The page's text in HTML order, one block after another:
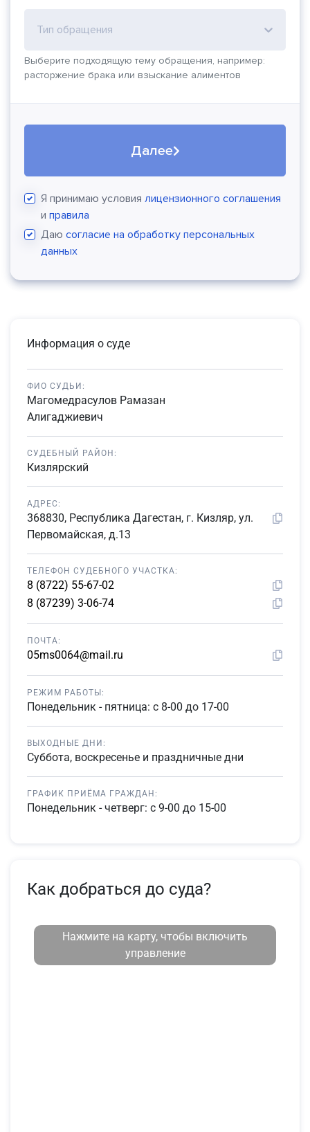
Тип обращения
Выберите подходящую тему обращения, например:
расторжение брака или взыскание алиментов
Далее
Я принимаю условия лицензионного соглашения
и правила
Даю согласие на обработку персональных
данных
Информация о суде
ФИО СУДЬИ:
Магомедрасулов Рамазан
Алигаджиевич
СУДЕБНЫЙ РАЙОН:
Кизлярский
АДРЕС:
368830, Республика Дагестан, г. Кизляр, ул.
Первомайская, д.13
ТЕЛЕФОН СУДЕБНОГО УЧАСТКА:
8 (8722) 55-67-02
8 (87239) 3-06-74
ПОЧТА:
05ms0064@mail.ru
РЕЖИМ РАБОТЫ:
Понедельник - пятница: с 8-00 до 17-00
ВЫХОДНЫЕ ДНИ:
Суббота, воскресенье и праздничные дни
ГРАФИК ПРИЁМА ГРАЖДАН:
Понедельник - четверг: с 9-00 до 15-00
Как добраться до суда?
Нажмите на карту, чтобы включить
управление